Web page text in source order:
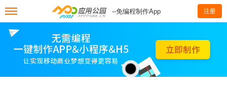
--免编程制作App 注册